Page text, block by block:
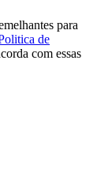
para
de
com essas